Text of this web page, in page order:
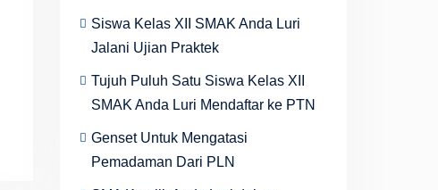
Siswa Kelas XII SMAK Anda Luri
Jalani Ujian Praktek
Tujuh Puluh Satu Siswa Kelas XII
SMAK Anda Luri Mendaftar ke PTN
Genset Untuk Mengatasi
Pemadaman Dari PLN